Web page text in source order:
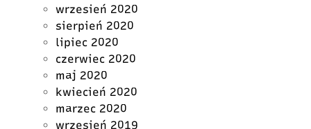
wrzesień 2020
sierpień 2020
lipiec 2020
czerwiec 2020
maj 2020
kwiecień 2020
marzec 2020
wrzesień 2019